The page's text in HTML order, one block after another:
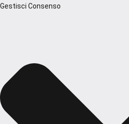
Gestisci Consenso